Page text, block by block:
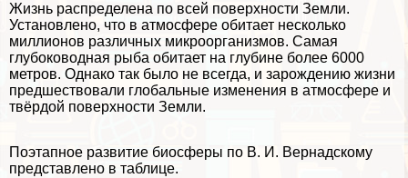
Жизнь распределена по всей поверхности Земли.
Установлено, что в атмосфере обитает несколько
миллионов различных микроорганизмов. Самая
глубоководная рыба обитает на глубине более 6000
метров. Однако так было не всегда, и зарождению жизни
предшествовали глобальные изменения в атмосфере и
твёрдой поверхности Земли.
Поэтапное развитие биосферы по В. И. Вернадскому
представлено в таблице.